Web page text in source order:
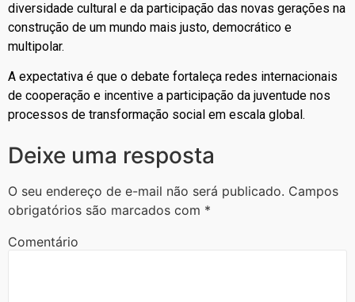
diversidade cultural e da participação das novas gerações na
construção de um mundo mais justo, democrático e
multipolar.
A expectativa é que o debate fortaleça redes internacionais
de cooperação e incentive a participação da juventude nos
processos de transformação social em escala global.
Deixe uma resposta
O seu endereço de e-mail não será publicado. Campos
obrigatórios são marcados com *
Comentário